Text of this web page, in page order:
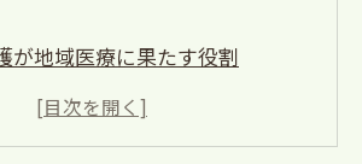
が地域医療に果たす役割
訪問看護求人が増加する背景
の魅力と西宮市での求人ニーズ